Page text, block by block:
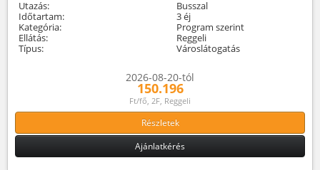
Utazás:
Busszal
Időtartam:
3 éj
Kategória:
Program szerint
Ellátás:
Reggeli
Típus:
Városlátogatás
2026-08-20-tól
150.196
Ft/fő, 2F, Reggeli
Részletek
Ajánlatkérés